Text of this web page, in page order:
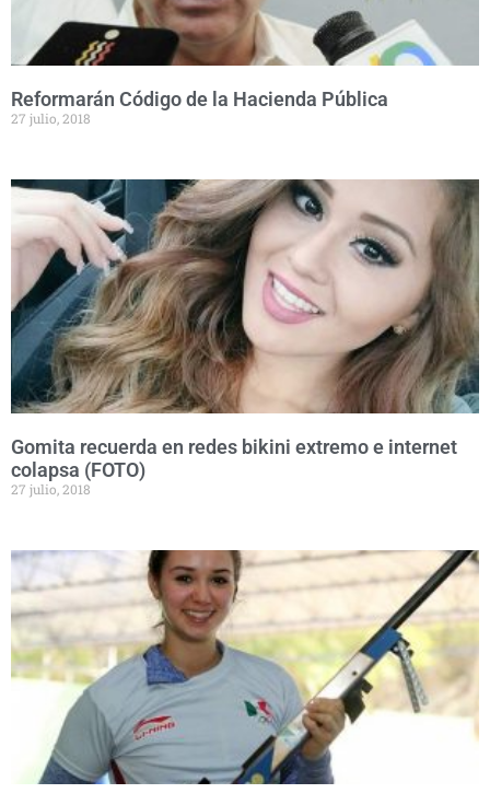
Reformarán Código de la Hacienda Pública
27 julio, 2018
Gomita recuerda en redes bikini extremo e internet
colapsa (FOTO)
27 julio, 2018